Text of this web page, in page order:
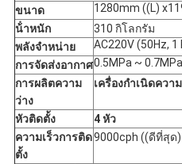
ขนาด
1280mm ((L)
น้ําหนัก
310 กิโลกรัม
พลังจําหน่าย
AC220V (50Hz, 1
การจัดส่งอากาศ0.5MPa ~ 0.7MPa
การผลิตความ
ว่าง
เครื่องกําเนิดควา
หัวติดตั้ง
4 หัว
ความเร็วการติด
ตั้ง
9000cph ((ดีที่สุด)